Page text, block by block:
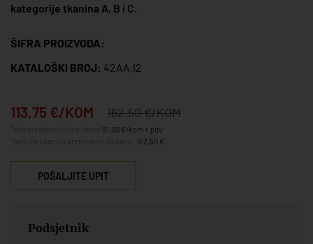
kategorije tkanina A, B i C.
ŠIFRA PROIZVODA:
KATALOŠKI BROJ: 42AA.I2
113,75 €/KOM 162,50 €/KOM
91,00 €/kom + pdv
162,50 €
POŠALJITE UPIT
Podsjetnik